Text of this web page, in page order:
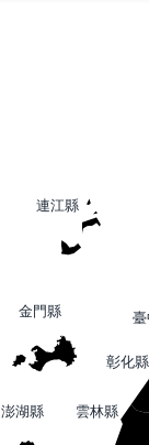
彰化縣
雲林縣
澎湖縣
金門縣
連江縣